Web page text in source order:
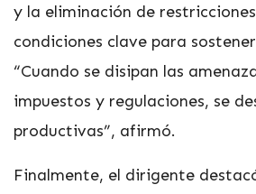
y la eliminación de
condiciones clave para
“Cuando se disipan las
impuestos y regulaciones, se
productivas”, afirmó.
Finalmente, el dirigente